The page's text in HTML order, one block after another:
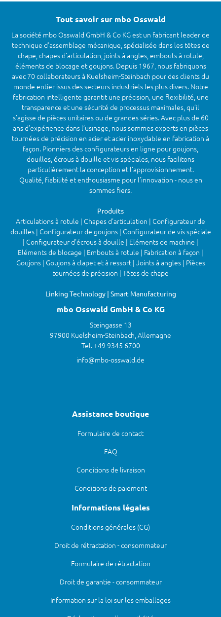
Tout savoir sur mbo Osswald
La société mbo Osswald GmbH & Co KG est un fabricant leader de
technique d'assemblage mécanique, spécialisée dans les têtes de
chape, chapes d’articulation, joints à angles, embouts à rotule,
éléments de blocage et goujons. Depuis 1967, nous fabriquons
avec 70 collaborateurs à Kuelsheim-Steinbach pour des clients du
monde entier issus des secteurs industriels les plus divers. Notre
fabrication intelligente garantit une précision, une flexibilité, une
transparence et une sécurité de processus maximales, qu’il
s’agisse de pièces unitaires ou de grandes séries. Avec plus de 60
ans d’expérience dans l’usinage, nous sommes experts en pièces
tournées de précision en acier et acier inoxydable en fabrication à
façon. Pionniers des configurateurs en ligne pour goujons,
douilles, écrous à douille et vis spéciales, nous facilitons
particulièrement la conception et l’approvisionnement.
Qualité, fiabilité et enthousiasme pour l’innovation - nous en
sommes fiers.
Produits
Articulations à rotule | Chapes d'articulation | Configurateur de
douilles | Configurateur de goujons | Configurateur de vis spéciale
| Configurateur d'écrous à douille | Eléments de machine |
Eléments de blocage | Embouts à rotule | Fabrication à façon |
Goujons | Goujons à clapet et à ressort | Joints à angles | Pièces
tournées de précision | Têtes de chape
Linking Technology | Smart Manufacturing
mbo Osswald GmbH & Co KG
Steingasse 13
97900 Kuelsheim-Steinbach, Allemagne
Tel. +49 9345 6700
info@mbo-osswald.de
Assistance boutique
Formulaire de contact
FAQ
Conditions de livraison
Conditions de paiement
Informations légales
Conditions générales (CG)
Droit de rétractation - consommateur
Formulaire de rétractation
Droit de garantie - consommateur
Information sur la loi sur les emballages